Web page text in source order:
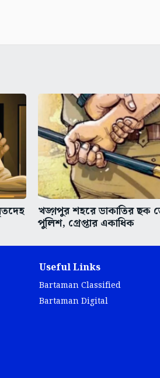
খড়্গপুর শহরে ডাকাতির ছক
পুলিশ, গ্রেপ্তার একাধিক
Useful Links
Bartaman Classified
Bartaman Digital